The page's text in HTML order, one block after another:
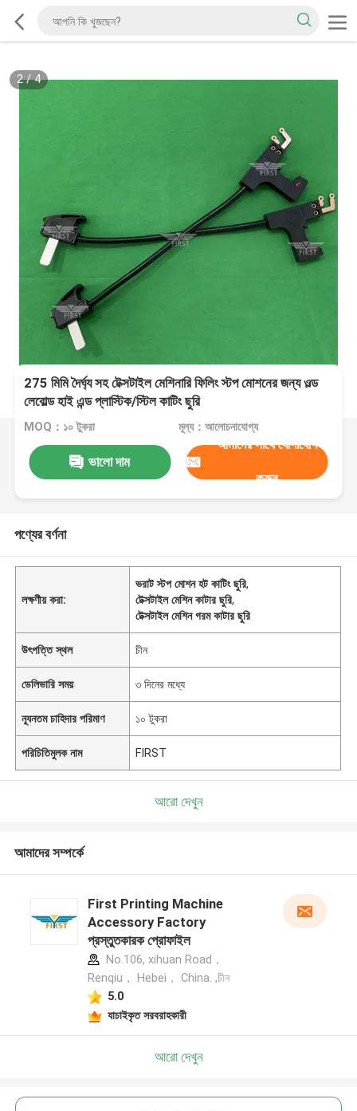
2/4
275 মিমি দৈর্ঘ্য সহ টেক্সটাইল মেশিনারি ফিলিং স্টপ মোশনের জন্য ওল্ড
লেবোল্ড হাই এন্ড প্লাস্টিক/স্টিল কাটিং ছুরি
MOQ：১০ টুকরা মূল্য：আলোচনাযোগ্য
ভালো দাম
আমাদের সাথে যোগাযোগ
করুন
পণ্যের বর্ণনা
লক্ষণীয় করা:
ভরাট স্টপ মোশন হট কাটিং ছুরি,
টেক্সটাইল মেশিন কাটার ছুরি,
টেক্সটাইল মেশিন গরম কাটার ছুরি
উৎপত্তি স্থল চীন
ডেলিভারি সময় ৩ দিনের মধ্যে
ন্যূনতম চাহিদার পরিমাণ ১০ টুকরা
পরিচিতিমুলক নাম FIRST
আরো দেখুন
আমাদের সম্পর্কে
First Printing Machine
Accessory Factory
প্রস্তুতকারক প্রোফাইল
No.106, xihuan Road，
Renqiu， Hebei， China. ,চীন
5.0
যাচাইকৃত সরবরাহকারী
আরো দেখুন